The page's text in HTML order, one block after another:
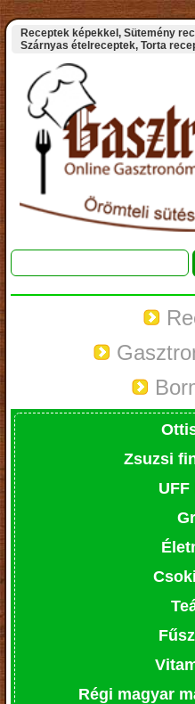
Receptek képekkel, Sütemény
Szárnyas ételreceptek, Torta
Zsuzsi
UFF
Régi magyar